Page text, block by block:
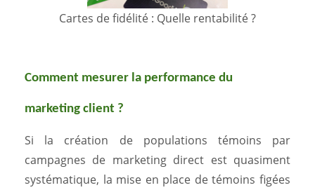
Cartes de fidélité : Quelle rentabilité ?
Comment mesurer la performance du
marketing client ?
Si la création de populations témoins par
campagnes de marketing direct est quasiment
systématique, la mise en place de témoins figées